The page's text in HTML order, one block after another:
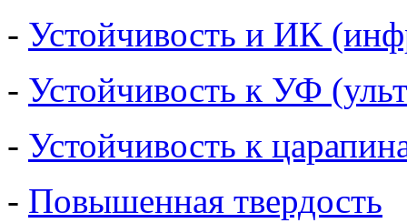
- Устойчивость и ИК
- Устойчивость к УФ
- Устойчивость к
- Повышенная твердость